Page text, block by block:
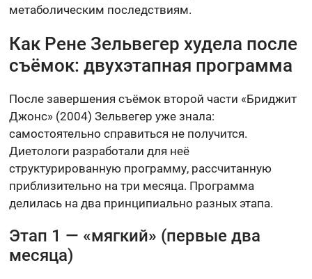
метаболическим последствиям.
Как Рене Зельвегер худела после
съёмок: двухэтапная программа
После завершения съёмок второй части «Бриджит
Джонс» (2004) Зельвегер уже знала:
самостоятельно справиться не получится.
Диетологи разработали для неё
структурированную программу, рассчитанную
приблизительно на три месяца. Программа
делилась на два принципиально разных этапа.
Этап 1 — «мягкий» (первые два
месяца)